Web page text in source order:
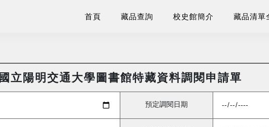
首頁 藏品查詢 校史館簡介 藏品清單
國立陽明交通大學圖書館特藏資料調閱申請單
預定調閱日期